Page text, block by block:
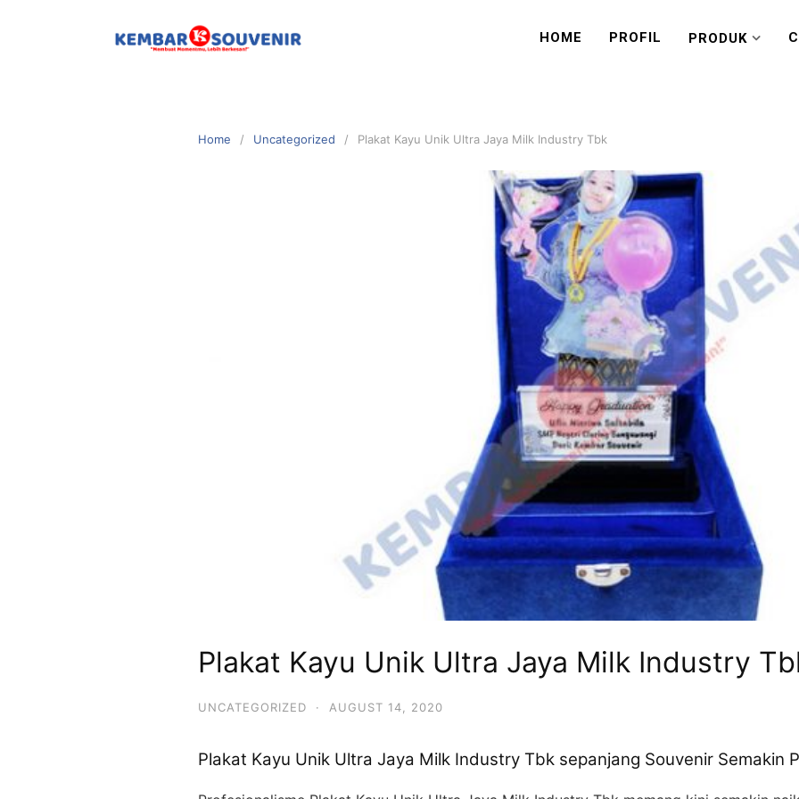
HOME PROFIL PRODUK
Home Uncategorized Plakat Kayu Unik Ultra Jaya Milk Industry Tbk
Plakat Kayu Unik Ultra Jaya Milk Industry
UNCATEGORIZED · AUGUST 14, 2020
Plakat Kayu Unik Ultra Jaya Milk Industry Tbk sepanjang Souvenir Semakin